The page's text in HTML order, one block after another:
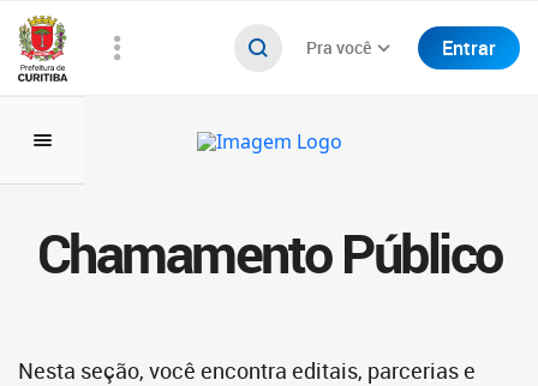
Pra você Entrar
Chamamento Público
Nesta seção, você encontra editais, parcerias e